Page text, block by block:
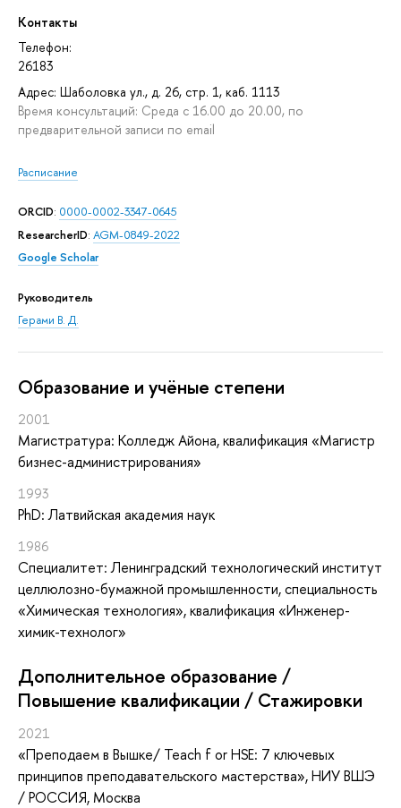
Контакты
Телефон:
26183
Адрес: Шаболовка ул., д. 26, стр. 1, каб. 1113
Время консультаций: Среда с 16.00 до 20.00, по
предварительной записи по email
Расписание
ORCID: 0000-0002-3347-0645
ResearcherID: AGM-0849-2022
Google Scholar
Руководитель
Герами В. Д.
Oбразование и учёные степени
2001
Магистратура: Колледж Айона, квалификация «Магистр
бизнес-администрирования»
1993
PhD: Латвийская академия наук
1986
Специалитет: Ленинградский технологический институт
целлюлозно-бумажной промышленности, специальность
«Химическая технология», квалификация «Инженер-
химик-технолог»
Дополнительное образование /
Повышение квалификации / Стажировки
2021
«Преподаем в Вышке/ Teach f or HSE: 7 ключевых
принципов преподавательского мастерства», НИУ ВШЭ
/ РОССИЯ, Москва